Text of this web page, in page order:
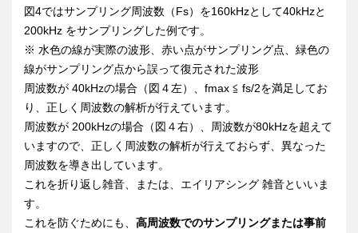
図4ではサンプリング周波数（Fs）を160kHzとして40kHzと
200kHz をサンプリングした例です。
※ 水色の線が実際の波形、赤い点がサンプリング点、緑色の
線がサンプリング点から誤って復元された波形
周波数が 40kHzの場合（図４左）、fmax ≦ fs/2を満足してお
り、正しく周波数の解析が行えています。
周波数が 200kHzの場合（図４右）、周波数が80kHzを超えて
いますので、正しく周波数の解析が行えておらず、異なった
周波数を導き出しています。
これを折り返し雑音、または、エイリアシング 雑音といいま
す。
これを防ぐためにも、 高周波数でのサンプリングまたは事前